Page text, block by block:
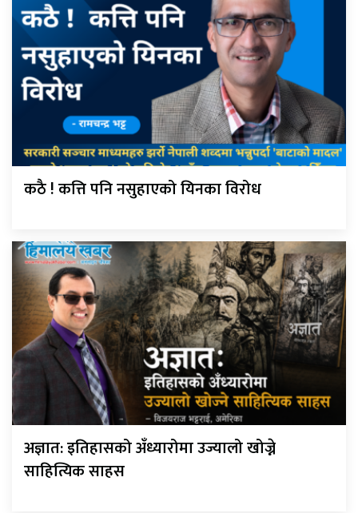
कठै ! कत्ति पनि नसुहाएको यिनका विरोध
अज्ञात: इतिहासको अँध्यारोमा उज्यालो खोज्ने
साहित्यिक साहस